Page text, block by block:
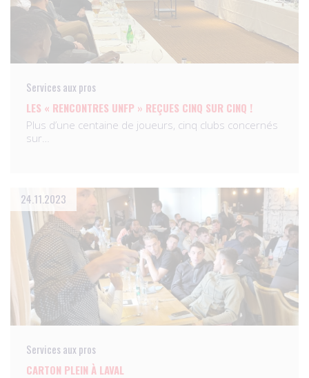
Services aux pros
LES « RENCONTRES UNFP » REÇUES CINQ SUR CINQ !
Plus d’une centaine de joueurs, cinq clubs concernés
sur…
24.11.2023
Services aux pros
CARTON PLEIN À LAVAL